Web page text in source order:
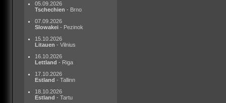
05.09.2026
Tschechien - Brno
07.09.2026
Slowakei - Pezinok
15.10.2026
Litauen - Vilnius
16.10.2026
Lettland - Riga
17.10.2026
Estland - Tallinn
18.10.2026
Estland - Tartu